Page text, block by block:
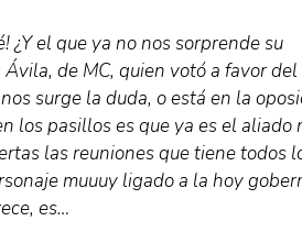
¿Y el que ya no nos sorprende su
de MC, quien votó a favor
surge la duda, o está en la
los pasillos es que ya es el aliado
las reuniones que tiene todos
muuuy ligado a la hoy
es…